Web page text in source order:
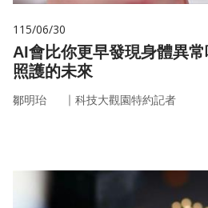
115/06/30
AI會比你更早發現身體異
照護的未來
鄒明珆 ｜ 科技大觀園特約記者